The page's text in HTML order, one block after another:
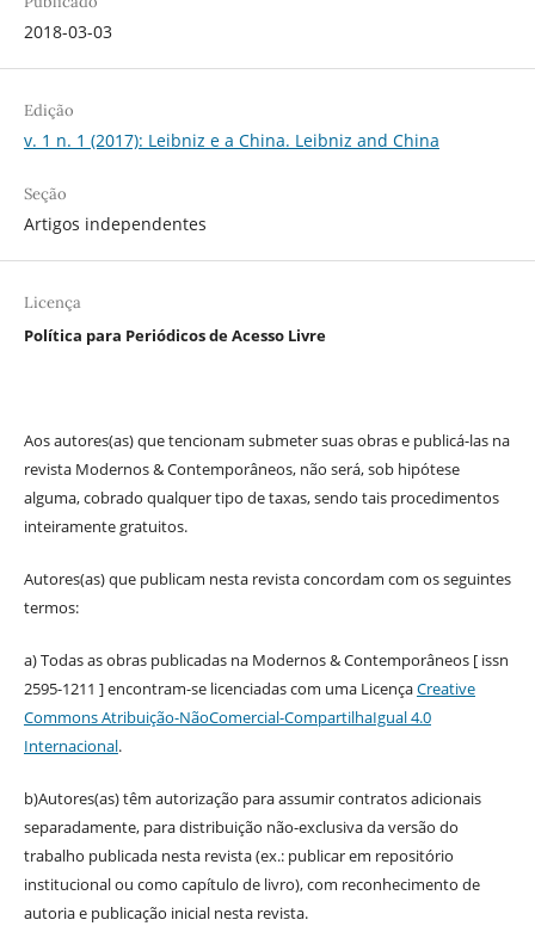
2018-03-03
Edição
v. 1 n. 1 (2017): Leibniz e a China. Leibniz and China
Seção
Artigos independentes
Licença
Política para Periódicos de Acesso Livre
Aos autores(as) que tencionam submeter suas obras e publicá-las na
revista Modernos & Contemporâneos, não será, sob hipótese
alguma, cobrado qualquer tipo de taxas, sendo tais procedimentos
inteiramente gratuitos.
Autores(as) que publicam nesta revista concordam com os seguintes
termos:
a) Todas as obras publicadas na Modernos & Contemporâneos [ issn
2595-1211 ] encontram-se licenciadas com uma LicençaCreative
Commons Atribuição-NãoComercial-CompartilhaIgual 4.0
Internacional.
b)Autores(as) têm autorização para assumir contratos adicionais
separadamente, para distribuição não-exclusiva da versão do
trabalho publicada nesta revista (ex.: publicar em repositório
institucional ou como capítulo de livro), com reconhecimento de
autoria e publicação inicial nesta revista.